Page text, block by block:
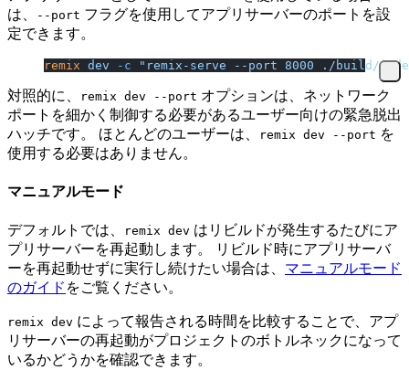
は、
--port フラグを使用してアプリサーバーのポートを設
定できます。
remix dev -c "remix-serve --port 8000 ./build/
対照的に、 remix dev --port オプションは、ネットワーク
ポートを細かく制御する必要があるユーザー向けの緊急脱出
ハッチです。 ほとんどのユーザーは、
remix dev --port を
使用する必要はありません。
マニュアルモード
デフォルトでは、 remix dev はリビルドが発生するたびにア
プリサーバーを再起動します。 リビルド時にアプリサーバ
ーを再起動せずに実行し続けたい場合は、 マニュアルモード
のガイド をご覧ください。
remix dev によって報告される時間を比較することで、アプ
リサーバーの再起動がプロジェクトのボトルネックになって
いるかどうかを確認できます。